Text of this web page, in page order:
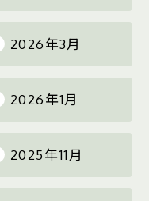
2026年3月
2026年1月
2025年11月